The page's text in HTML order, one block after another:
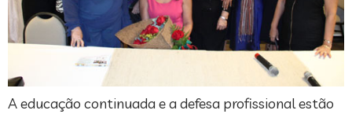
A educação continuada e a defesa profissional estão